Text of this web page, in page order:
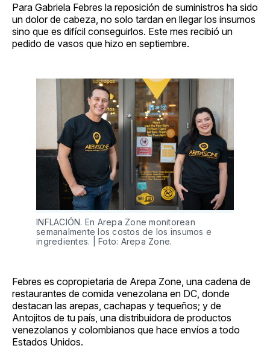
Para Gabriela Febres la reposición de suministros ha sido
un dolor de cabeza, no solo tardan en llegar los insumos
sino que es difícil conseguirlos. Este mes recibió un
pedido de vasos que hizo en septiembre.
INFLACIÓN. En Arepa Zone monitorean
semanalmente los costos de los insumos e
ingredientes. | Foto: Arepa Zone.
Febres es copropietaria de Arepa Zone, una cadena de
restaurantes de comida venezolana en DC, donde
destacan las arepas, cachapas y tequeños; y de
Antojitos de tu país, una distribuidora de productos
venezolanos y colombianos que hace envíos a todo
Estados Unidos.